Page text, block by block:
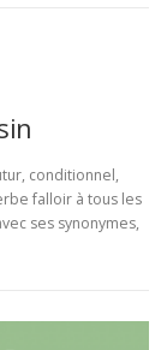
conditionnel,
falloir à tous les
ses synonymes,